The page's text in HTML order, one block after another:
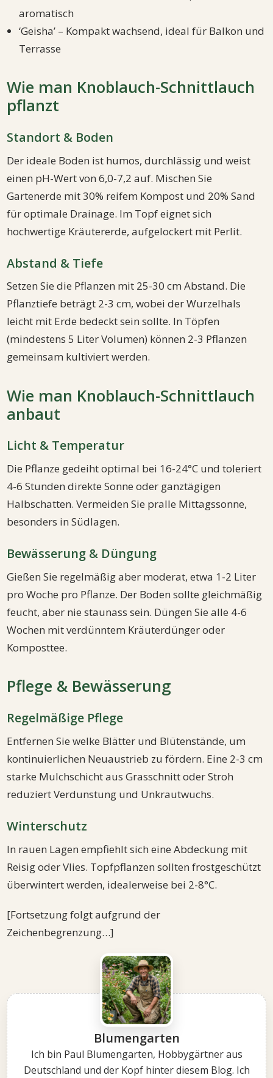
aromatisch
‘Geisha’ – Kompakt wachsend, ideal für Balkon und
Terrasse
Wie man Knoblauch-Schnittlauch
pflanzt
Standort & Boden
Der ideale Boden ist humos, durchlässig und weist
einen pH-Wert von 6,0-7,2 auf. Mischen Sie
Gartenerde mit 30% reifem Kompost und 20% Sand
für optimale Drainage. Im Topf eignet sich
hochwertige Kräutererde, aufgelockert mit Perlit.
Abstand & Tiefe
Setzen Sie die Pflanzen mit 25-30 cm Abstand. Die
Pflanztiefe beträgt 2-3 cm, wobei der Wurzelhals
leicht mit Erde bedeckt sein sollte. In Töpfen
(mindestens 5 Liter Volumen) können 2-3 Pflanzen
gemeinsam kultiviert werden.
Wie man Knoblauch-Schnittlauch
anbaut
Licht & Temperatur
Die Pflanze gedeiht optimal bei 16-24°C und toleriert
4-6 Stunden direkte Sonne oder ganztägigen
Halbschatten. Vermeiden Sie pralle Mittagssonne,
besonders in Südlagen.
Bewässerung & Düngung
Gießen Sie regelmäßig aber moderat, etwa 1-2 Liter
pro Woche pro Pflanze. Der Boden sollte gleichmäßig
feucht, aber nie staunass sein. Düngen Sie alle 4-6
Wochen mit verdünntem Kräuterdünger oder
Komposttee.
Pflege & Bewässerung
Regelmäßige Pflege
Entfernen Sie welke Blätter und Blütenstände, um
kontinuierlichen Neuaustrieb zu fördern. Eine 2-3 cm
starke Mulchschicht aus Grasschnitt oder Stroh
reduziert Verdunstung und Unkrautwuchs.
Winterschutz
In rauen Lagen empfiehlt sich eine Abdeckung mit
Reisig oder Vlies. Topfpflanzen sollten frostgeschützt
überwintert werden, idealerweise bei 2-8°C.
[Fortsetzung folgt aufgrund der
Zeichenbegrenzung…]
Blumengarten
Ich bin Paul Blumengarten, Hobbygärtner aus
Deutschland und der Kopf hinter diesem Blog. Ich